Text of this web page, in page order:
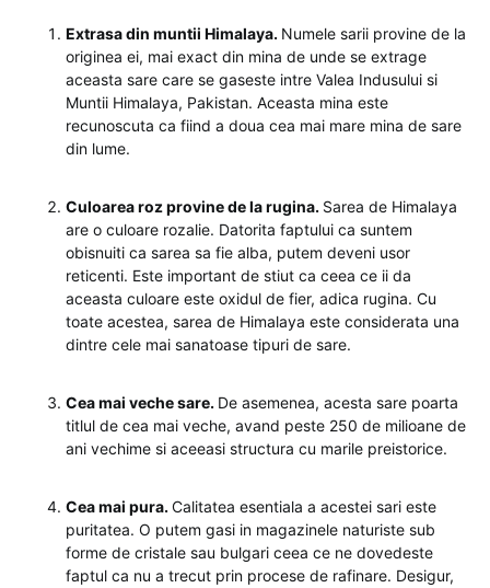
Extrasa din muntii Himalaya. Numele sarii provine de la
originea ei, mai exact din mina de unde se extrage
aceasta sare care se gaseste intre Valea Indusului si
Muntii Himalaya, Pakistan. Aceasta mina este
recunoscuta ca fiind a doua cea mai mare mina de sare
din lume.
Culoarea roz provine de la rugina. Sarea de Himalaya
are o culoare rozalie. Datorita faptului ca suntem
obisnuiti ca sarea sa fie alba, putem deveni usor
reticenti. Este important de stiut ca ceea ce ii da
aceasta culoare este oxidul de fier, adica rugina. Cu
toate acestea, sarea de Himalaya este considerata una
dintre cele mai sanatoase tipuri de sare.
Cea mai veche sare. De asemenea, acesta sare poarta
titlul de cea mai veche, avand peste 250 de milioane de
ani vechime si aceeasi structura cu marile preistorice.
Cea mai pura. Calitatea esentiala a acestei sari este
puritatea. O putem gasi in magazinele naturiste sub
forme de cristale sau bulgari ceea ce ne dovedeste
faptul ca nu a trecut prin procese de rafinare. Desigur,